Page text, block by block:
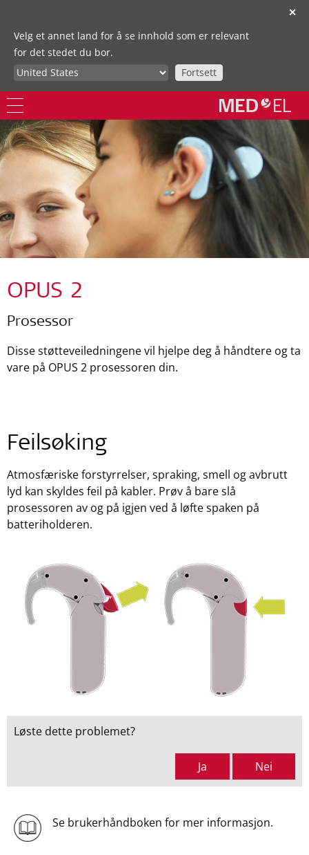
✕
Velg et annet land for å se innhold som er relevant
for det stedet du bor.
Fortsett
OPUS 2
Prosessor
Disse støtteveiledningene vil hjelpe deg å håndtere og ta
vare på OPUS 2 prosessoren din.
Feilsøking
Atmosfæriske forstyrrelser, spraking, smell og avbrutt
lyd kan skyldes feil på kabler. Prøv å bare slå
prosessoren av og på igjen ved å løfte spaken på
batteriholderen.
Løste dette problemet?
Ja Nei
Se brukerhåndboken for mer informasjon.